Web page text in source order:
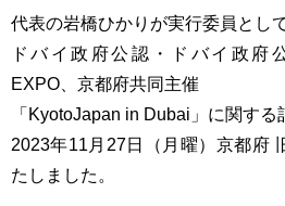
代表の岩橋ひかりが実行委員とし
ドバイ政府公認・ドバイ政府
EXPO、京都府共同主催
「KyotoJapan in Dubai」に関する
2023年11月27日（月曜）京都府
たしました。